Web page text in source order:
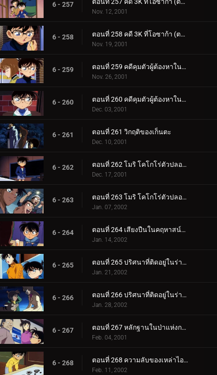
6 - 257 ตอนที่ 257 คดี 3K ที่โอซาก้า (ตอนแรก)
Nov. 12, 2001
6 - 258 ตอนที่ 258 คดี 3K ที่โอซาก้า (ตอนจบ)
Nov. 19, 2001
6 - 259 ตอนที่ 259 คดีคุมตัวผู้ต้องหาในชินดันเซ็น (ตอนแรก)
Nov. 26, 2001
6 - 260 ตอนที่ 260 คดีคุมตัวผู้ต้องหาในชินดันเซ็น (ตอนจบ)
Dec. 03, 2001
6 - 261 ตอนที่ 261 วิกฤติของเก็นตะ
Dec. 10, 2001
6 - 262 ตอนที่ 262 โมริ โคโกโร่ตัวปลอม (ตอนแรก)
Dec. 17, 2001
6 - 263 ตอนที่ 263 โมริ โคโกโร่ตัวปลอม (ตอนจบ)
Jan. 07, 2002
6 - 264 ตอนที่ 264 เสียงปืนในคฤหาสน์ทานตะวัน
Jan. 14, 2002
6 - 265 ตอนที่ 265 ปริศนาที่ติดอยู่ในร่างแห (ตอนแรก)
Jan. 21, 2002
6 - 266 ตอนที่ 266 ปริศนาที่ติดอยู่ในร่างแห (ตอนจบ)
Jan. 28, 2002
6 - 267 ตอนที่ 267 หลักฐานในป่าแห่งการเยียวยา
Feb. 04, 2001
6 - 268 ตอนที่ 268 ความลับของเหล่าไอด้อล (ตอนแรก)
Feb. 11, 2002